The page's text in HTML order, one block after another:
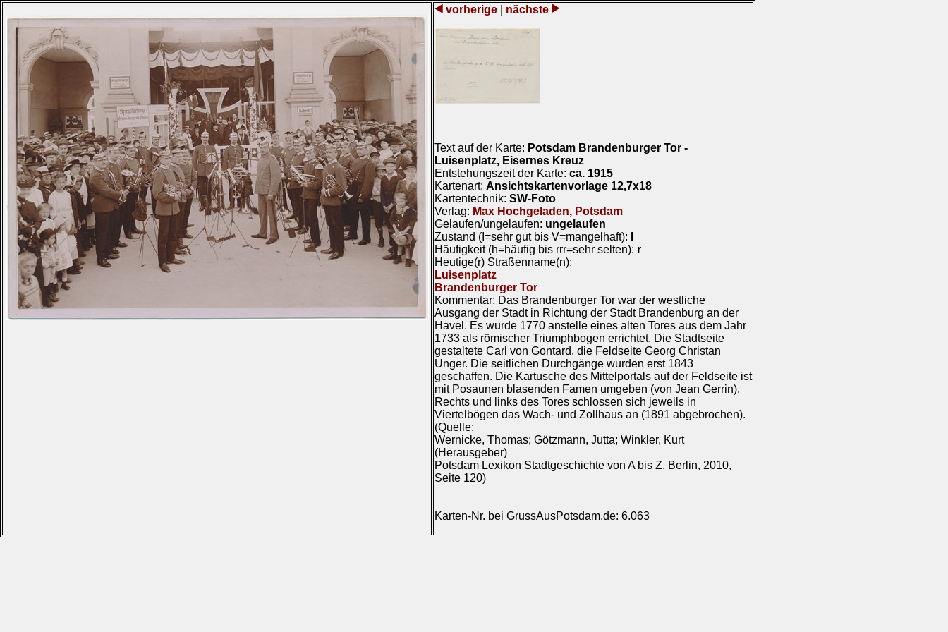
vorherige nächste
Text auf der Karte: Potsdam Brandenburger Tor -
Luisenplatz, Eisernes Kreuz
Entstehungszeit der Karte: ca. 1915
Kartenart: Ansichtskartenvorlage 12,7x18
Kartentechnik: SW-Foto
Verlag: Max Hochgeladen, Potsdam
Gelaufen/ungelaufen: ungelaufen
Zustand (I=sehr gut bis V=mangelhaft):
Häufigkeit (h=häufig bis rrr=sehr selten): r
Heutige(r) Straßenname(n):
Luisenplatz
Brandenburger Tor
Kommentar: Das Brandenburger Tor war der westliche
Ausgang der Stadt in Richtung der Stadt Brandenburg an der
Havel. Es wurde 1770 anstelle eines alten Tores aus dem Jahr
1733 als römischer Triumphbogen errichtet. Die Stadtseite
gestaltete Carl von Gontard, die Feldseite Georg Christan
Unger. Die seitlichen Durchgänge wurden erst 1843
geschaffen. Die Kartusche des Mittelportals auf der Feldseite ist
mit Posaunen blasenden Famen umgeben (von Jean Gerrin).
Rechts und links des Tores schlossen sich jeweils in
Viertelbögen das Wach- und Zollhaus an (1891 abgebrochen).
(Quelle:
Wernicke, Thomas; Götzmann, Jutta; Winkler, Kurt
(Herausgeber)
Potsdam Lexikon Stadtgeschichte von A bis Z, Berlin, 2010,
Seite 120)
Karten-Nr. bei GrussAusPotsdam.de: 6.063